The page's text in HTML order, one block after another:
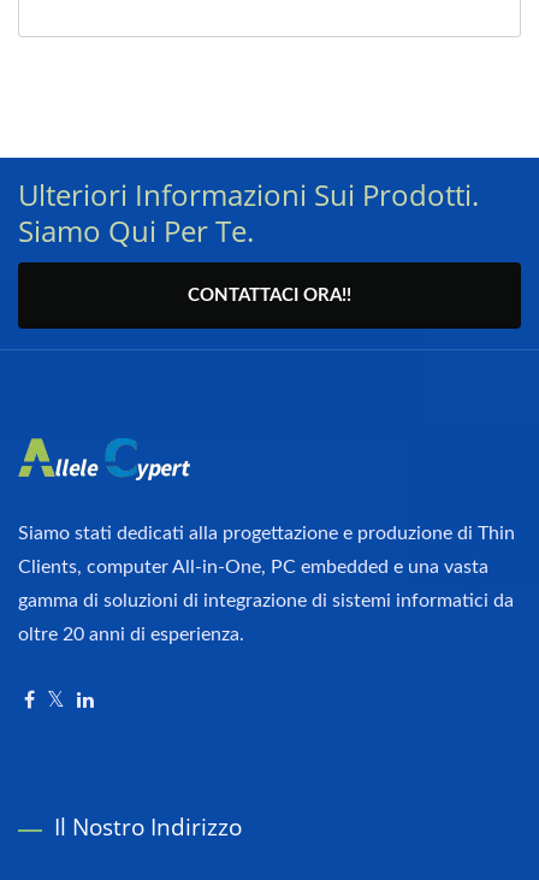
Ulteriori Informazioni Sui Prodotti.
Siamo Qui Per Te.
CONTATTACI ORA!!
Siamo stati dedicati alla progettazione e produzione di Thin
Clients, computer All-in-One, PC embedded e una vasta
gamma di soluzioni di integrazione di sistemi informatici da
oltre 20 anni di esperienza.
Il Nostro Indirizzo